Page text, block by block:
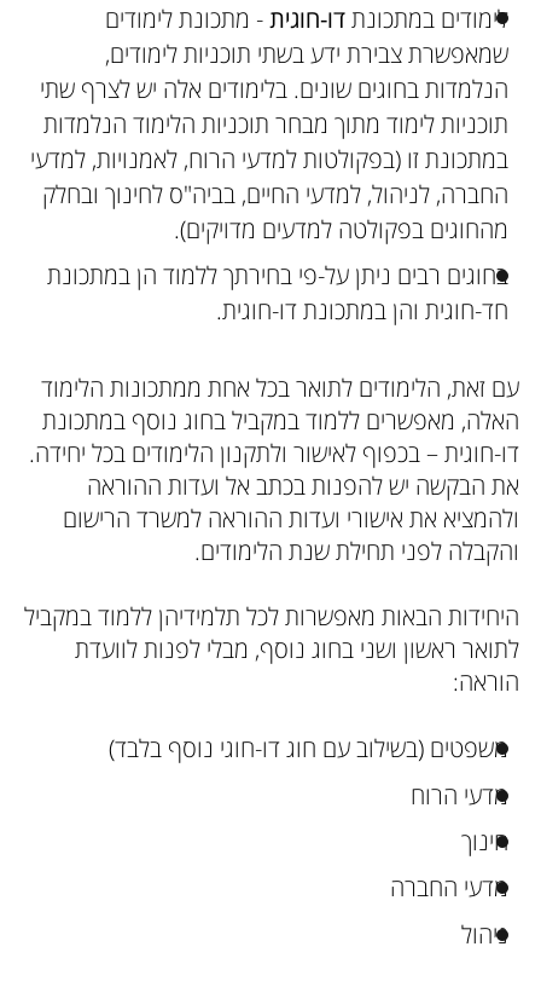
לימודים במתכונתדו-חוגית- מתכונת לימודים
שמאפשרת צבירת ידע בשתי תוכניות לימודים,
הנלמדות בחוגים שונים. בלימודים אלה יש לצרף שתי
תוכניות לימוד מתוך מבחר תוכניות הלימוד הנלמדות
במתכונת זו (בפקולטות למדעי הרוח, לאמנויות, למדעי
החברה, לניהול, למדעי החיים, בביה"ס לחינוך ובחלק
מהחוגים בפקולטה למדעים מדויקים).
בחוגים רבים ניתן על-פי בחירתך ללמוד הן במתכונת
חד-חוגית והן במתכונת דו-חוגית.
עם זאת, הלימודים לתואר בכל אחת ממתכונות הלימוד
האלה, מאפשרים ללמוד במקביל בחוג נוסף במתכונת
דו-חוגית – בכפוף לאישור ולתקנון הלימודים בכל יחידה.
את הבקשה יש להפנות בכתב אל ועדות ההוראה
ולהמציא את אישורי ועדות ההוראה למשרד הרישום
והקבלה לפני תחילת שנת הלימודים.
היחידות הבאות מאפשרות לכל תלמידיהן ללמוד במקביל
לתואר ראשון ושני בחוג נוסף, מבלי לפנות לוועדת
הוראה:
משפטים (בשילוב עם חוג דו-חוגי נוסף בלבד)
מדעי הרוח
חינוך
מדעי החברה
ניהול